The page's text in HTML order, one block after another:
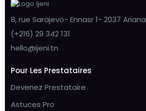
8, rue Sarajevo- Ennasr 1- 2037 Ariana
(+216) 29 342 131
hello@ijeni.tn
Pour Les Prestataires
Devenez Prestataire
Astuces Pro